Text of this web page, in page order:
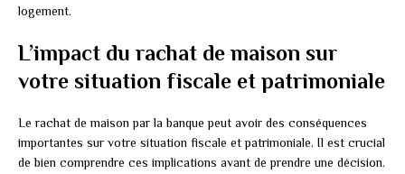
logement.
L’impact du rachat de maison sur
votre situation fiscale et patrimoniale
Le rachat de maison par la banque peut avoir des conséquences
importantes sur votre situation fiscale et patrimoniale. Il est crucial
de bien comprendre ces implications avant de prendre une décision.